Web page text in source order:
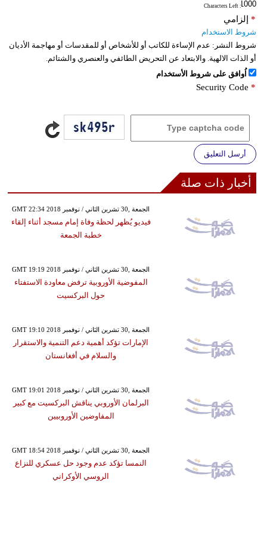
: Characters Left
إلزامي *
شروط الاستخدام
شروط النشر: عدم الإساءة للكاتب أو للأشخاص أو للمقدسات أو مهاجمة الأديان
أو الذات الالهية. والابتعاد عن التحريض الطائفي والعنصري والشتائم.
اُوافق على شروط الأستخدام
Security Code *
أرسل التعليق
أخبار ذات صلة
GMT 22:34 2018 الجمعة ,30 تشرين الثاني / نوفمبر
فيديو يُظهر لحظة وفاة إمام مسجد أثناء إلقاء
خطبة الجمعة
GMT 19:19 2018 الجمعة ,30 تشرين الثاني / نوفمبر
المفوضية الأوروبية ترفض معاودة الاستفتاء
حول البركسيت
GMT 19:10 2018 الجمعة ,30 تشرين الثاني / نوفمبر
الإمارات تؤكد أهمية دعم التنمية والاستقرار
والسلام في أفغانستان
GMT 19:01 2018 الجمعة ,30 تشرين الثاني / نوفمبر
البرلمان الأوروبي يناقش البركسيت مع كبير
المفاوضين الأوروبيين
GMT 18:54 2018 الجمعة ,30 تشرين الثاني / نوفمبر
النمسا تؤكد عدم وجود حل عسكري للنزاع
الروسي الأوكراني